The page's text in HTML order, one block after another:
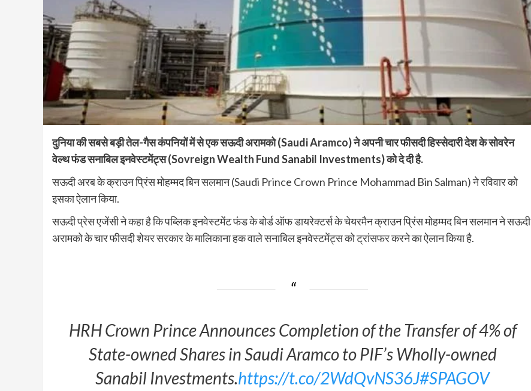
दुनिया की सबसे बड़ी तेल-गैस कंपनियों में से एक सऊदी अरामको (Saudi Aramco) ने अपनी चार फीसदी हिस्सेदारी देश के सोवरेन
वेल्थ फंड सनाबिल इनवेस्टमेंट्स (Sovreign Wealth Fund Sanabil Investments) को दे दी है.
सऊदी अरब के क्राउन प्रिंस मोहम्मद बिन सलमान (Saudi Prince Crown Prince Mohammad Bin Salman) ने रविवार को
इसका ऐलान किया.
सऊदी प्रेस एजेंसी ने कहा है कि पब्लिक इनवेस्टमेंट फंड के बोर्ड ऑफ डायरेक्टर्स के चेयरमैन क्राउन प्रिंस मोहम्मद बिन सलमान ने सऊदी
अरामको के चार फीसदी शेयर सरकार के मालिकाना हक वाले सनाबिल इनवेस्टमेंट्स को ट्रांसफर करने का ऐलान किया है.
HRH Crown Prince Announces Completion of the Transfer of 4% of
State-owned Shares in Saudi Aramco to PIF’s Wholly-owned
Sanabil Investments.https://t.co/2WdQvNS36J#SPAGOV